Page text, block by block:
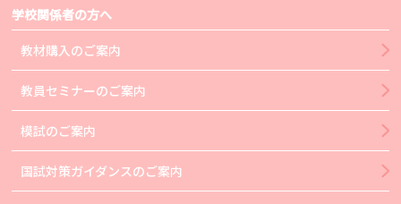
学校関係者の方へ
教材購入のご案内
教員セミナーのご案内
模試のご案内
国試対策ガイダンスのご案内